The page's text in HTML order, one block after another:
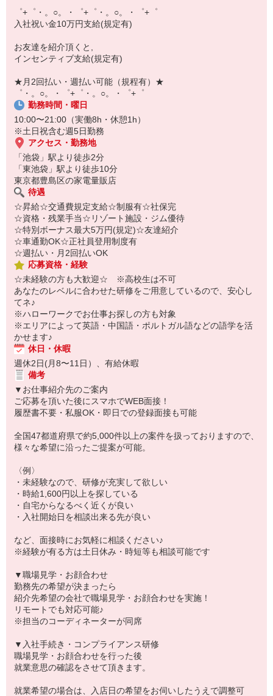
▼人気案件も多数♪
短期・期間限定・オープニング・官公庁案件
上場/優良/大手企業など
【スマホ面接実施中】
￣￣￣￣￣￣￣￣￣
自宅に居ながらスマホでカンタン面接OK！
オンライン面談なのでスピード対応。
゜+゜・。○。・゜+゜・。○。・゜+゜
入社祝い金10万円支給(規定有)
お友達を紹介頂くと,
インセンティブ支給(規定有)
★月2回払い・週払い可能（規程有）★
゜・。○。・゜+゜・。○。・゜+゜
勤務時間・曜日
10:00〜21:00（実働8h・休憩1h）
※土日祝含む週5日勤務
アクセス・勤務地
「池袋」駅より徒歩2分
「東池袋」駅より徒歩10分
東京都豊島区の家電量販店
待遇
☆昇給☆交通費規定支給☆制服有☆社保完
☆資格・残業手当☆リゾート施設・ジム優待
☆特別ボーナス最大5万円(規定)☆友達紹介
☆車通勤OK☆正社員登用制度有
☆週払い・月2回払いOK
応募資格・経験
☆未経験の方も大歓迎☆ ※高校生は不可
あなたのレベルに合わせた研修をご用意しているので、安心し
てネ♪
※ハローワークでお仕事お探しの方も対象
※エリアによって英語・中国語・ポルトガル語などの語学を活
かせます♪
休日・休暇
週休2日(月8〜11日）、有給休暇
備考
▼お仕事紹介先のご案内
ご応募を頂いた後にスマホでWEB面接！
履歴書不要・私服OK・即日での登録面接も可能
全国47都道府県で約5,000件以上の案件を扱っておりますので、
様々な希望に沿ったご提案が可能。
〈例〉
・未経験なので、研修が充実して欲しい
・時給1,600円以上を探している
・自宅からなるべく近くが良い
・入社開始日を相談出来る先が良い
など、面接時にお気軽に相談ください♪
※経験が有る方は土日休み・時短等も相談可能です
▼職場見学・お顔合わせ
勤務先の希望が決まったら
紹介先希望の会社で職場見学・お顔合わせを実施！
リモートでも対応可能♪
※担当のコーディネーターが同席
▼入社手続き・コンプライアンス研修
職場見学・お顔合わせを行った後
就業意思の確認をさせて頂きます。
就業希望の場合は、入店日の希望をお伺いしたうえで調整可